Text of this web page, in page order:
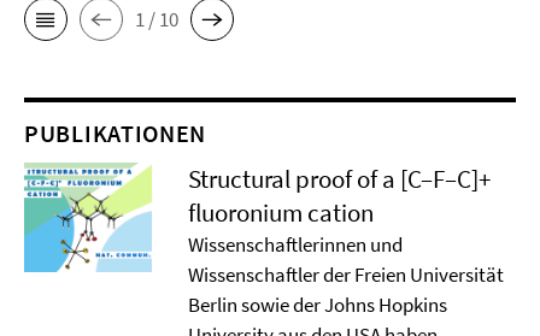
1 / 10
PUBLIKATIONEN
Structural proof of a [C–F–C]+
ﬂuoronium cation
Wissenschaftlerinnen und
Wissenschaftler der Freien Universität
Berlin sowie der Johns Hopkins